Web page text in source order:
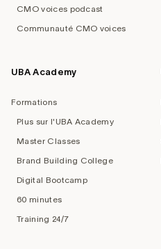
CMO voices podcast
Communauté CMO voices
UBA Academy
Formations
Plus sur l'UBA Academy
Master Classes
Brand Building College
Digital Bootcamp
60 minutes
Training 24/7